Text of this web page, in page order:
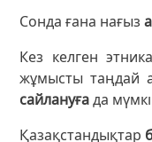
Сонда ғана нағыз
Кез келген
жұмысты таңдай
сайлануғада
Қазақстандықтар